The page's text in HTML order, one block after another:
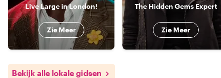
Live Large in London!
Zie Meer
The Hidden Gems Expert
Zie Meer
Bekijk alle lokale gidsen